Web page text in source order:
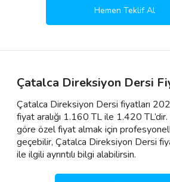
Hemen Teklif Al
Çatalca Direksiyon Dersi
Çatalca Direksiyon Dersi fiyatları
fiyat aralığı 1.160 TL ile 1.420
göre özel fiyat almak için
geçebilir, Çatalca Direksiyon Dersi
ile ilgili ayrıntılı bilgi alabilirsin.